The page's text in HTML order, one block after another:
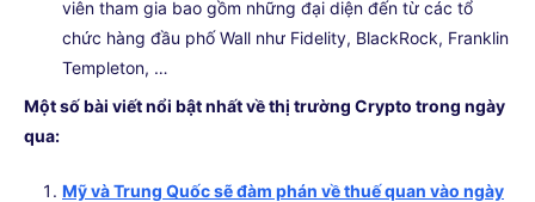
viên tham gia bao gồm những đại diện đến từ các tổ
chức hàng đầu phố Wall như Fidelity, BlackRock, Franklin
Templeton, …
Một số bài viết nổi bật nhất về thị trường Crypto trong ngày
qua:
Mỹ và Trung Quốc sẽ đàm phán về thuế quan vào ngày